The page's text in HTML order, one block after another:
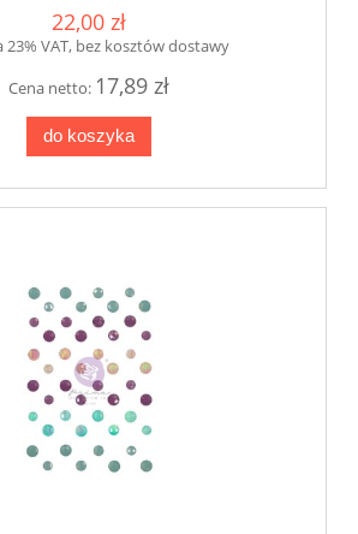
22,00 zł
23% VAT, bez kosztów dostawy
Cena netto: 17,89 zł
do koszyka